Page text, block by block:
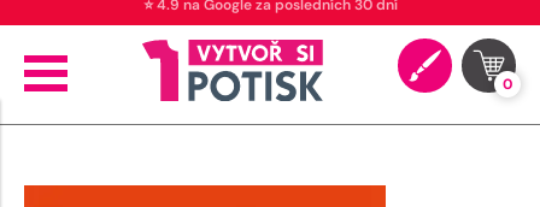
⭐ 4.9 na Google za posledních 30 dní
0